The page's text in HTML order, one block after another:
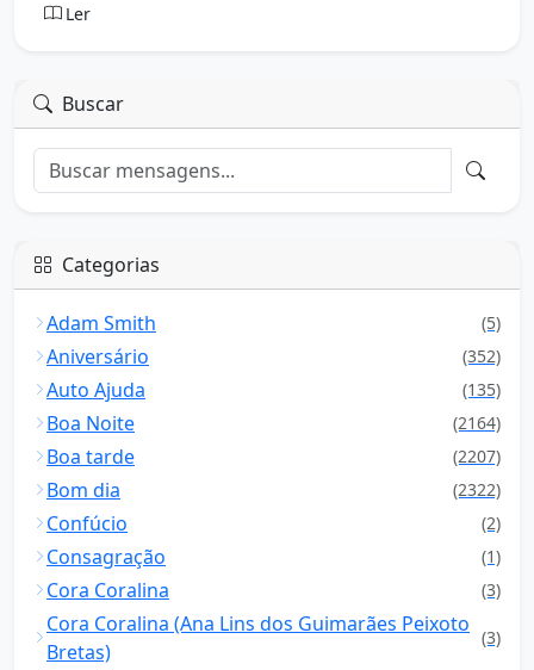
Ler
Buscar
Categorias
Adam Smith (5)
Aniversário (352)
Auto Ajuda (135)
Boa Noite (2164)
Boa tarde (2207)
Bom dia (2322)
Confúcio (2)
Consagração (1)
Cora Coralina (3)
Cora Coralina (Ana Lins dos Guimarães Peixoto
Bretas)
(3)